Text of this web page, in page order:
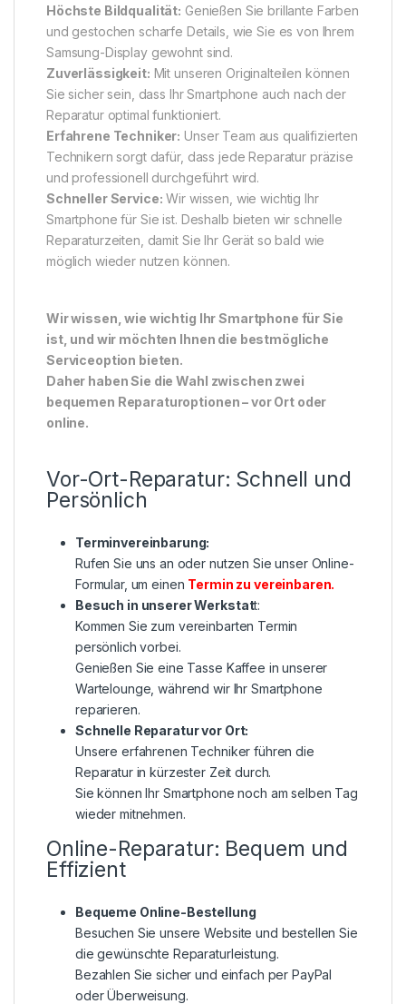
Höchste Bildqualität: Genießen Sie brillante Farben
und gestochen scharfe Details, wie Sie es von Ihrem
Samsung-Display gewohnt sind.
Zuverlässigkeit: Mit unseren Originalteilen können
Sie sicher sein, dass Ihr Smartphone auch nach der
Reparatur optimal funktioniert.
Erfahrene Techniker: Unser Team aus qualifizierten
Technikern sorgt dafür, dass jede Reparatur präzise
und professionell durchgeführt wird.
Schneller Service: Wir wissen, wie wichtig Ihr
Smartphone für Sie ist. Deshalb bieten wir schnelle
Reparaturzeiten, damit Sie Ihr Gerät so bald wie
möglich wieder nutzen können.
Wir wissen, wie wichtig Ihr Smartphone für Sie
ist, und wir möchten Ihnen die bestmögliche
Serviceoption bieten.
Daher haben Sie die Wahl zwischen zwei
bequemen Reparaturoptionen – vor Ort oder
online.
Vor-Ort-Reparatur: Schnell und
Persönlich
Terminvereinbarung:
Rufen Sie uns an oder nutzen Sie unser Online-
Formular, um einen Termin zu vereinbaren.
Besuch in unserer Werkstatt:
Kommen Sie zum vereinbarten Termin
persönlich vorbei.
Genießen Sie eine Tasse Kaffee in unserer
Wartelounge, während wir Ihr Smartphone
reparieren.
Schnelle Reparatur vor Ort:
Unsere erfahrenen Techniker führen die
Reparatur in kürzester Zeit durch.
Sie können Ihr Smartphone noch am selben Tag
wieder mitnehmen.
Online-Reparatur: Bequem und
Effizient
Bequeme Online-Bestellung
Besuchen Sie unsere Website und bestellen Sie
die gewünschte Reparaturleistung.
Bezahlen Sie sicher und einfach per PayPal
oder Überweisung.